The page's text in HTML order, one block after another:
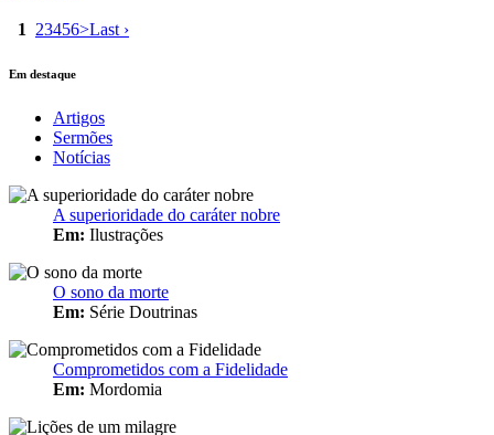
1 23456>Last ›
Em destaque
Artigos
Sermões
Notícias
A superioridade do caráter nobre
Em: Ilustrações
O sono da morte
Em: Série Doutrinas
Comprometidos com a Fidelidade
Em: Mordomia